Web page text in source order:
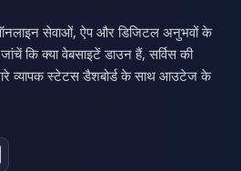
सेवाओं, ऐप और डिजिटल अनुभवों के
कि क्या वेबसाइटें डाउन हैं, सर्विस की
व्यापक स्टेटस डैशबोर्ड के साथ आउटेज के